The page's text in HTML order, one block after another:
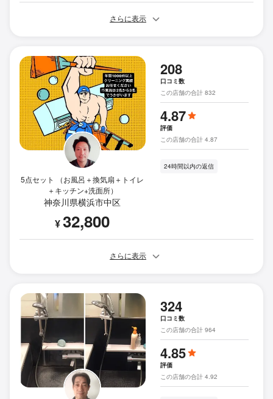
さらに表示
5点セット （お風呂＋換気扇＋トイレ
＋キッチン+洗面所）
神奈川県横浜市中区
¥32,800
208
口コミ数
この店舗の合計 832
4.87
評価
この店舗の合計 4.87
24時間以内の返信
さらに表示
324
口コミ数
この店舗の合計 964
4.85
評価
この店舗の合計 4.92